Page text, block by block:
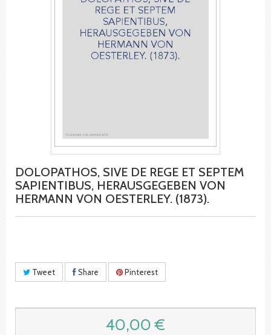
DOLOPATHOS, SIVE DE REGE ET SEPTEM
SAPIENTIBUS, HERAUSGEGEBEN VON
HERMANN VON OESTERLEY. (1873).
Tweet Share Pinterest
40,00 €